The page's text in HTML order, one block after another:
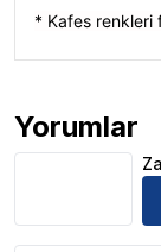
* Kafes renkleri
Yorumlar
Zampa